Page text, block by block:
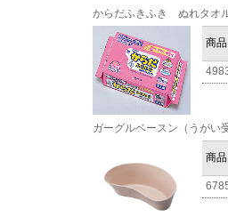
からだふきふき ぬれタオ
商
ガーグルベースン（うがい
商